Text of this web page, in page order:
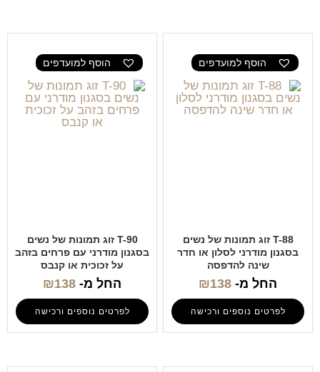
הוסף למועדפים
T-88 זוג תמונות של נשים
בסגנון מודרני לסלון או חדר
שינה להדפסה
החל מ- ₪138
לפרטים נוספים ורכישה
הוסף למועדפים
T-90 זוג תמונות של נשים
בסגנון מודרני עם פרחים בזהב
על זכוכית או קנבס
החל מ- ₪138
לפרטים נוספים ורכישה